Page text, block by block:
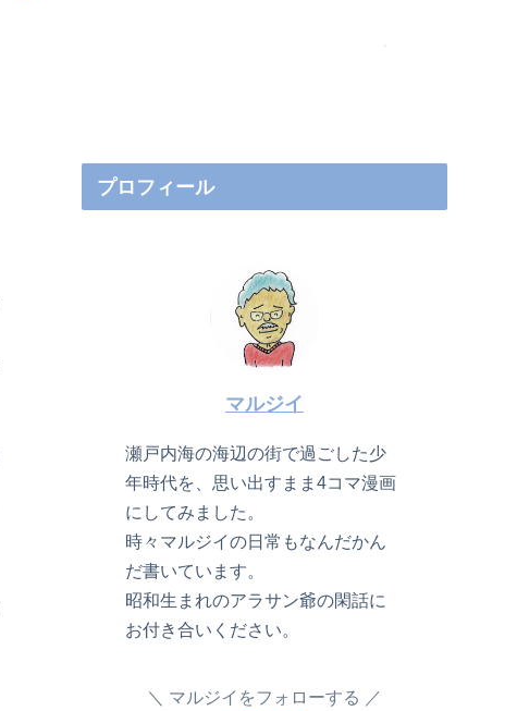
プロフィール
マルジイ
瀬戸内海の海辺の街で過ごした少
年時代を、思い出すまま4コマ漫画
にしてみました。
時々マルジイの日常もなんだかん
だ書いています。
昭和生まれのアラサン爺の閑話に
お付き合いください。
マルジイをフォローする